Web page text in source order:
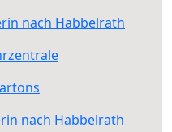
nach Habbelrath
nach Habbelrath